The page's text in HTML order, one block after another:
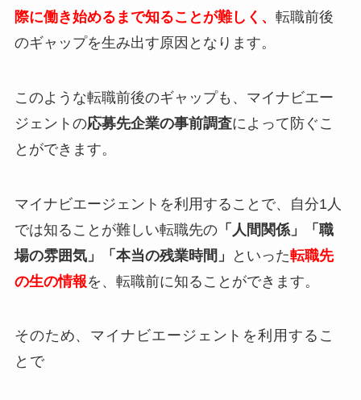
際に働き始めるまで知ることが難しく、 転職前後
のギャップを生み出す原因となります。
このような転職前後のギャップも、マイナビエー
ジェントの応募先企業の事前調査によって防ぐこ
とができます。
マイナビエージェントを利用することで、自分1人
では知ることが難しい転職先の「人間関係」
「職
場の雰囲気」「本当の残業時間」
といった転職先
の生の情報を、転職前に知ることができます。
そのため、マイナビエージェントを利用するこ
とで